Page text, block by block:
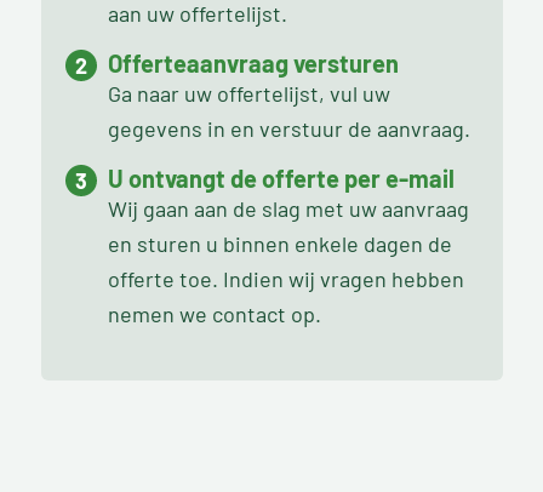
aan uw offertelijst.
Offerteaanvraag versturen
Ga naar uw offertelijst, vul uw
gegevens in en verstuur de aanvraag.
U ontvangt de offerte per e-mail
Wij gaan aan de slag met uw aanvraag
en sturen u binnen enkele dagen de
offerte toe. Indien wij vragen hebben
nemen we contact op.